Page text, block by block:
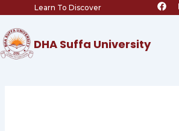
content
Learn To Discover a
c
DHA Suffa University